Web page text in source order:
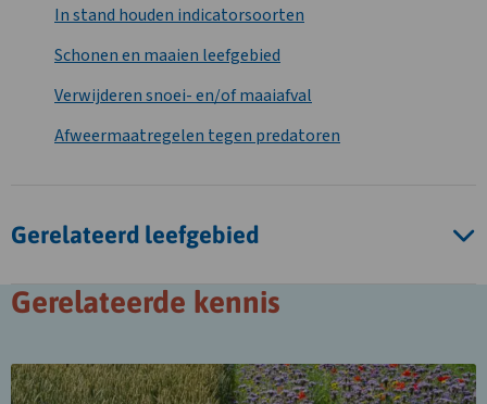
In stand houden indicatorsoorten
Schonen en maaien leefgebied
Verwijderen snoei- en/of maaiafval
Afweermaatregelen tegen predatoren
Gerelateerd leefgebied
Gerelateerde kennis
Lees